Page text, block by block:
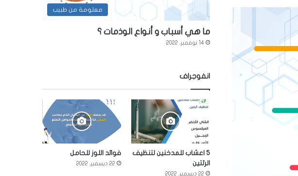
معلومة من طبيب
ما هي أسباب و أنواع الوذمات ؟
14 نوفمبر، 2022
انفوجراف
5 اعشاب للمدخنين لتنظيف
الرئتين
22 ديسمبر، 2022
فوائد اللوز للحامل
22 ديسمبر، 2022